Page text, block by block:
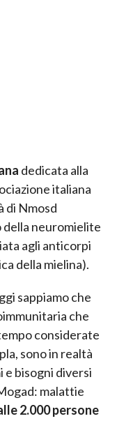
dedicata alla
italiana
di Nmosd
neuromielite
agli anticorpi
della mielina).
sappiamo che
che
considerate
sono in realtà
e bisogni diversi
malattie
2.000 persone